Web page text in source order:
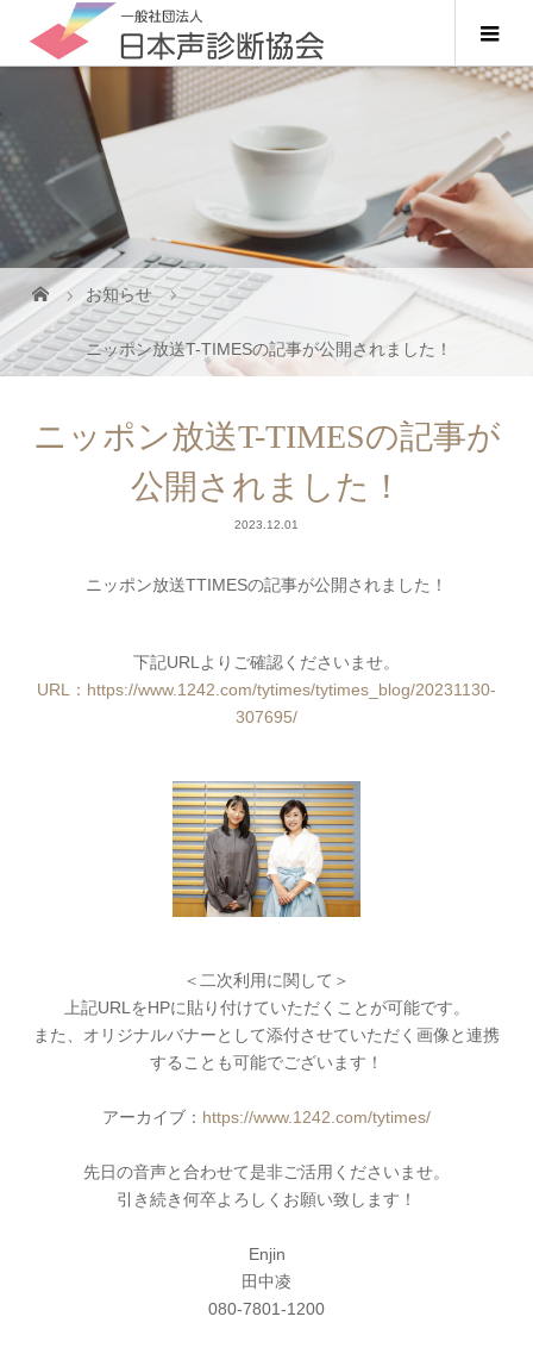
お知らせ
ニッポン放送T-TIMESの記事が公開されました！
ニッポン放送T-TIMESの記事が
公開されました！
2023.12.01
ニッポン放送TTIMESの記事が公開されました！
下記URLよりご確認くださいませ。
URL：https://www.1242.com/tytimes/tytimes_blog/20231130-
307695/
＜二次利用に関して＞
上記URLをHPに貼り付けていただくことが可能です。
また、オリジナルバナーとして添付させていただく画像と連携
することも可能でございます！
アーカイブ： https://www.1242.com/tytimes/
先日の音声と合わせて是非ご活用くださいませ。
引き続き何卒よろしくお願い致します！
Enjin
田中凌
080-7801-1200